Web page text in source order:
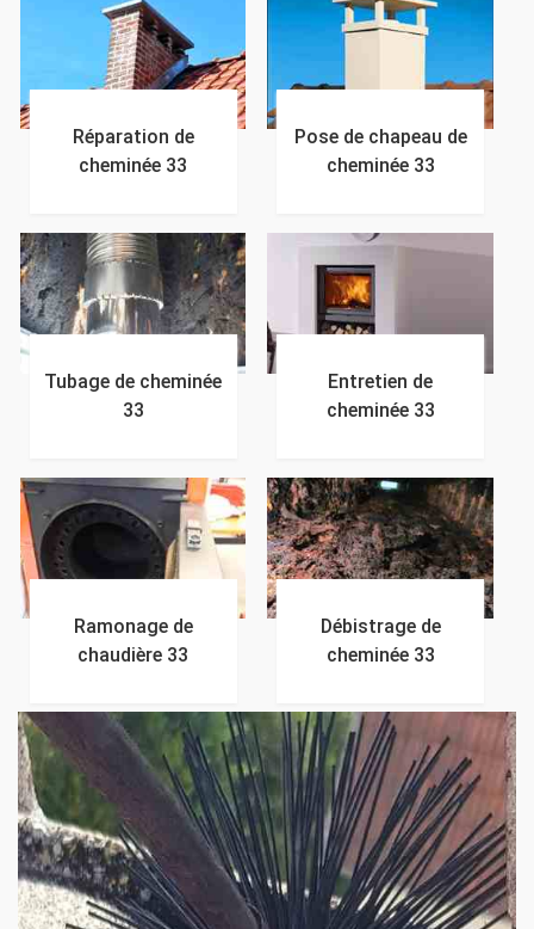
Réparation de
cheminée 33
Pose de chapeau de
cheminée 33
Tubage de cheminée
33
Entretien de
cheminée 33
Ramonage de
chaudière 33
Débistrage de
cheminée 33